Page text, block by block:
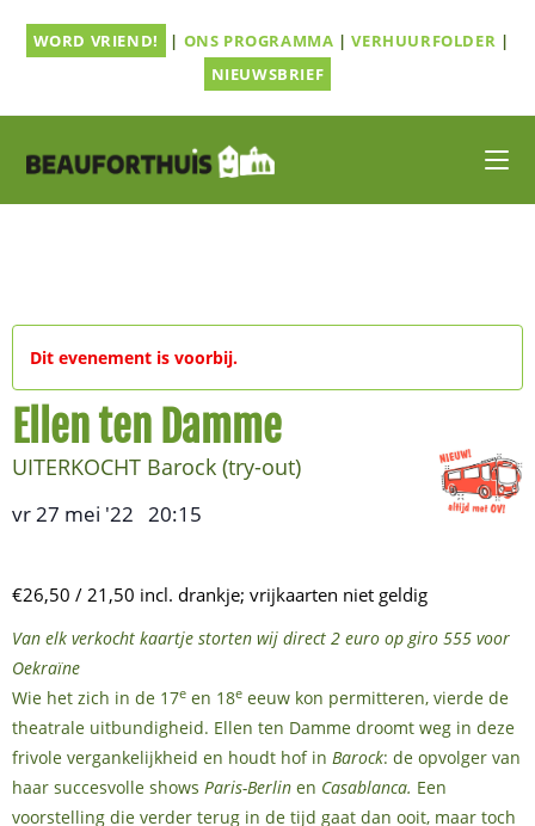
naarWORD VRIEND! | ONS PROGRAMMA |VERHUURFOLDER |
NIEUWSBRIEF
Dit evenement is voorbij.
Ellen ten Damme
UITERKOCHT Barock (try-out)
vr 27 mei '22 20:15
€26,50 / 21,50 incl. drankje; vrijkaarten niet geldig
Van elk verkocht kaartje storten wij direct 2 euro op giro 555 voor
Oekraïne
Wie het zich in de 17e en 18e eeuw kon permitteren, vierde de
theatrale uitbundigheid. Ellen ten Damme droomt weg in deze
frivole vergankelijkheid en houdt hof in Barock: de opvolger van
haar succesvolle shows Paris-Berlin en Casablanca. Een
voorstelling die verder terug in de tijd gaat dan ooit, maar toch